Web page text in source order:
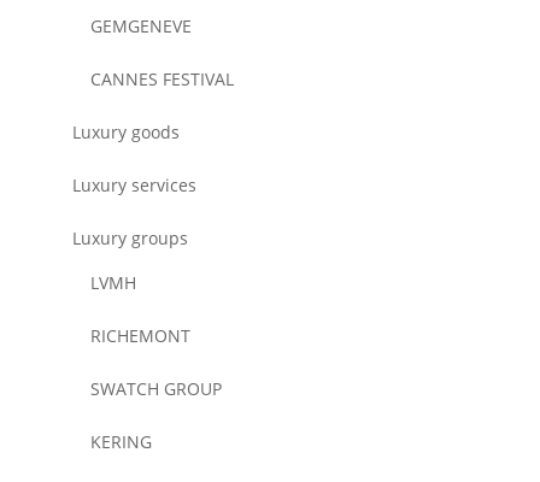
GEMGENEVE
CANNES FESTIVAL
Luxury goods
Luxury services
Luxury groups
LVMH
RICHEMONT
SWATCH GROUP
KERING